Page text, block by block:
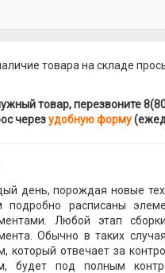
товара на складе
товар, перезвоните
черезудобную форму
день, порождая новые
расписаны
Любой этап сборки
Обычно в таких
отвечает за
будет под полным